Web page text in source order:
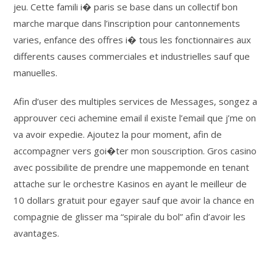
jeu. Cette famili i� paris se base dans un collectif bon
marche marque dans l’inscription pour cantonnements
varies, enfance des offres i� tous les fonctionnaires aux
differents causes commerciales et industrielles sauf que
manuelles.
Afin d’user des multiples services de Messages, songez a
approuver ceci achemine email il existe l’email que j’me on
va avoir expedie. Ajoutez la pour moment, afin de
accompagner vers goi�ter mon souscription. Gros casino
avec possibilite de prendre une mappemonde en tenant
attache sur le orchestre Kasinos en ayant le meilleur de
10 dollars gratuit pour egayer sauf que avoir la chance en
compagnie de glisser ma “spirale du bol” afin d’avoir les
avantages.